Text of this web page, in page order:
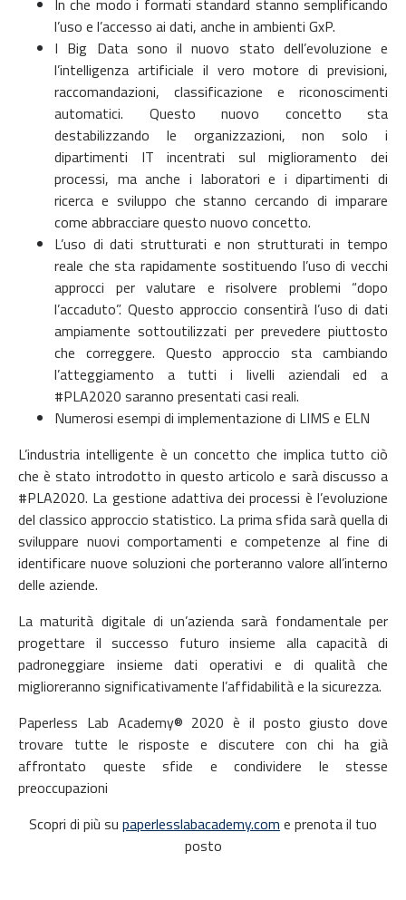
In che modo i formati standard stanno semplificando
l’uso e l’accesso ai dati, anche in ambienti GxP.
I Big Data sono il nuovo stato dell’evoluzione e
l’intelligenza artificiale il vero motore di previsioni,
raccomandazioni, classificazione e riconoscimenti
automatici. Questo nuovo concetto sta
destabilizzando le organizzazioni, non solo i
dipartimenti IT incentrati sul miglioramento dei
processi, ma anche i laboratori e i dipartimenti di
ricerca e sviluppo che stanno cercando di imparare
come abbracciare questo nuovo concetto.
L’uso di dati strutturati e non strutturati in tempo
reale che sta rapidamente sostituendo l’uso di vecchi
approcci per valutare e risolvere problemi “dopo
l’accaduto”. Questo approccio consentirà l’uso di dati
ampiamente sottoutilizzati per prevedere piuttosto
che correggere. Questo approccio sta cambiando
l’atteggiamento a tutti i livelli aziendali ed a
#PLA2020 saranno presentati casi reali.
Numerosi esempi di implementazione di LIMS e ELN
L’industria intelligente è un concetto che implica tutto ciò
che è stato introdotto in questo articolo e sarà discusso a
#PLA2020. La gestione adattiva dei processi è l’evoluzione
del classico approccio statistico. La prima sfida sarà quella di
sviluppare nuovi comportamenti e competenze al fine di
identificare nuove soluzioni che porteranno valore all’interno
delle aziende.
La maturità digitale di un’azienda sarà fondamentale per
progettare il successo futuro insieme alla capacità di
padroneggiare insieme dati operativi e di qualità che
miglioreranno significativamente l’affidabilità e la sicurezza.
Paperless Lab Academy® 2020 è il posto giusto dove
trovare tutte le risposte e discutere con chi ha già
affrontato queste sfide e condividere le stesse
preoccupazioni
Scopri di più su paperlesslabacademy.com e prenota il tuo
posto